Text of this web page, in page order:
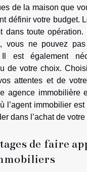
de la maison que
définir votre budget.
dans toute
vous ne pouvez
Il est également
de votre choix.
attentes et de
agence immobilière
l’agent immobilier
dans l’achat de
de faire